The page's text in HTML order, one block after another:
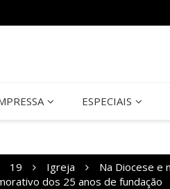
ESPECIAIS
19 Igreja Na Diocese e
dos 25 anos de fundação